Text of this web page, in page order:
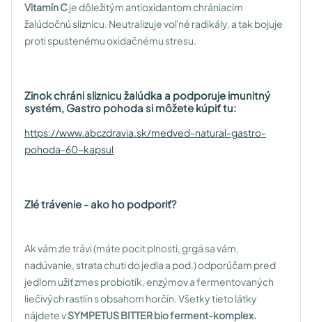
Vitamín Cje dôležitým antioxidantom chrániacim
žalúdočnú sliznicu. Neutralizuje voľné radikály, a tak bojuje
proti spustenému oxidačnému stresu.
Zinok chráni sliznicu žalúdka a podporuje imunitný
systém, Gastro pohoda si môžete kúpiť tu:
https://www.abczdravia.sk/medved-natural-gastro-
pohoda-60-kapsul
Zlé trávenie - ako ho podporiť?
Ak vám zle trávi (máte pocit plnosti, grgá sa vám,
nadúvanie, strata chuti do jedla a pod.) odporúčam pred
jedlom užiť zmes probiotík, enzýmov a fermentovaných
liečivých rastlín s obsahom horčín. Všetky tieto látky
nájdete vSYMPETUS BITTER bio ferment-komplex.